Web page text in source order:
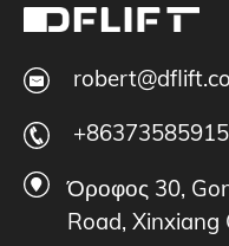
Όροφος 30,
Road, Xinxiang